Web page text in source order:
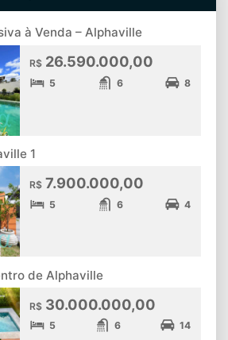
à Venda – Alphaville
R$ 26.590.000,00
5 6 8
1
R$ 7.900.000,00
5 6 4
de Alphaville
R$ 30.000.000,00
5 6 14